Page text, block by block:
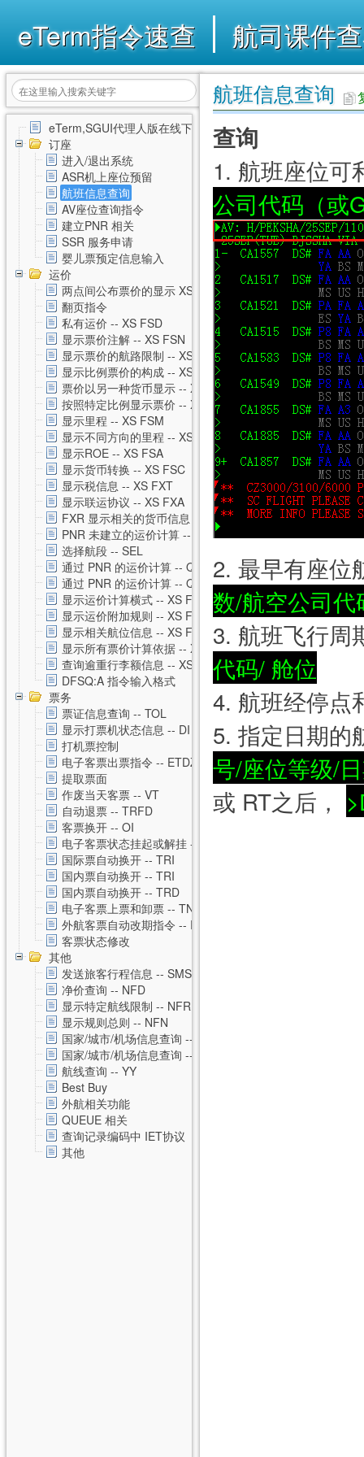
eTerm指令速查 航司课件
eTerm,SGUI代理人版在线下载
订座
进入/退出系统
ASR机上座位预留
航班信息查询
AV座位查询指令
建立PNR 相关
SSR 服务申请
婴儿票预定信息输入
运价
两点间公布票价的显示 XS FSD
翻页指令
私有运价 -- XS FSD
显示票价注解 -- XS FSN
显示票价的航路限制 -- XS FSL
显示比例票价的构成 -- XS FXH
票价以另一种货币显示 -- XS FXC
按照特定比例显示票价 -- XS FXM
显示里程 -- XS FSM
显示不同方向的里程 -- XS FSO
显示ROE -- XS FSA
显示货币转换 -- XS FSC
显示税信息 -- XS FXT
显示联运协议 -- XS FXA
FXR 显示相关的货币信息 -- XS FXR
PNR 未建立的运价计算 -- XS FSP
选择航段 -- SEL
通过 PNR 的运价计算 -- QTE
通过 PNR 的运价计算 -- QTE 私有运价
显示运价计算横式 -- XS FSQ
显示运价附加规则 -- XS FSG
显示相关航位信息 -- XS FSS
显示所有票价计算依据 -- XS FSU
查询逾重行李额信息 -- XS FSB
DFSQ:A 指令输入格式
票务
票证信息查询 -- TOL
显示打票机状态信息 -- DI
打机票控制
电子客票出票指令 -- ETDZ
提取票面
作废当天客票 -- VT
自动退票 -- TRFD
客票换开 -- OI
电子客票状态挂起或解挂 -- TSS
国际票自动换开 -- TRI
国内票自动换开 -- TRI
国内票自动换开 -- TRD
电子客票上票和卸票 -- TN
外航客票自动改期指令 -- RVAL
客票状态修改
其他
发送旅客行程信息 -- SMS
净价查询 -- NFD
显示特定航线限制 -- NFR
显示规则总则 -- NFN
国家/城市/机场信息查询 -- CNTZ
国家/城市/机场信息查询 -- CNTD
航线查询 -- YY
Best Buy
外航相关功能
QUEUE 相关
查询记录编码中 IET协议
其他
航班信息查询
查询
1. 航班座位
公司代码（或
2. 最早有座位
数/航空公司
3. 航班飞行周
代码/ 舱位
4. 航班经停点
5. 指定日期的
号/座位等级/
或 RT之后，